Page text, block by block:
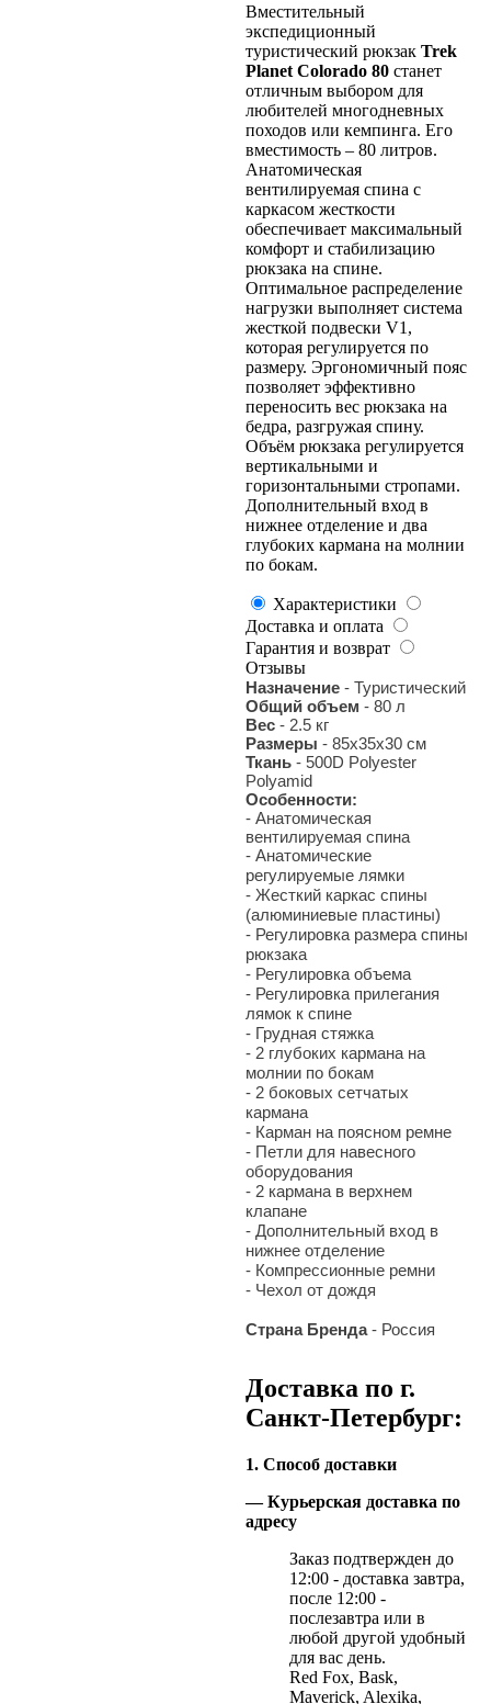
Вместительный
экспедиционный
туристический рюкзак Trek
Planet Colorado 80 станет
отличным выбором для
любителей многодневных
походов или кемпинга. Его
вместимость – 80 литров.
Анатомическая
вентилируемая спина с
каркасом жесткости
обеспечивает максимальный
комфорт и стабилизацию
рюкзака на спине.
Оптимальное распределение
нагрузки выполняет система
жесткой подвески V1,
которая регулируется по
размеру. Эргономичный пояс
позволяет эффективно
переносить вес рюкзака на
бедра, разгружая спину.
Объём рюкзака регулируется
вертикальными и
горизонтальными стропами.
Дополнительный вход в
нижнее отделение и два
глубоких кармана на молнии
по бокам.
Характеристики
Доставка и оплата
Гарантия и возврат
Отзывы
Назначение - Туристический
Общий объем - 80 л
Вес - 2.5 кг
Размеры - 85х35х30 см
Ткань - 500D Polyester
Polyamid
Особенности:
- Анатомическая
вентилируемая спина
- Анатомические
регулируемые лямки
- Жесткий каркас спины
(алюминиевые пластины)
- Регулировка размера спины
рюкзака
- Регулировка объема
- Регулировка прилегания
лямок к спине
- Грудная стяжка
- 2 глубоких кармана на
молнии по бокам
- 2 боковых сетчатых
кармана
- Карман на поясном ремне
- Петли для навесного
оборудования
- 2 кармана в верхнем
клапане
- Дополнительный вход в
нижнее отделение
- Компрессионные ремни
- Чехол от дождя
Страна Бренда- Россия
Доставка по г.
Санкт-Петербург:
1. Способ доставки
— Курьерская доставка по
адресу
Заказ подтвержден до
12:00 - доставка завтра,
после 12:00 -
послезавтра или в
любой другой удобный
для вас день.
Red Fox, Bask,
Maverick, Alexika,